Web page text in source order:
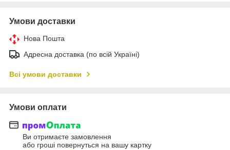
Умови доставки
Нова Пошта
Адресна доставка (по всій Україні)
Всі умови доставки
Умови оплати
Ви отримаєте замовлення
або гроші повернуться на вашу картку